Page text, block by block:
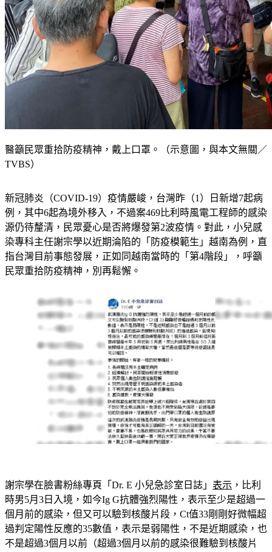
醫籲民眾重拾防疫精神，戴上口罩。（示意圖，與本文無關／
TVBS）
新冠肺炎（COVID-19）疫情嚴峻，台灣昨（1）日新增7起病
例，其中6起為境外移入，不過案469比利時風電工程師的感染
源仍待釐清，民眾憂心是否將爆發第2波疫情。對此，小兒感
染專科主任謝宗學以近期淪陷的「防疫模範生」越南為例，直
指台灣目前事態發展，正如同越南當時的「第4階段」，呼籲
民眾重拾防疫精神，別再鬆懈。
謝宗學在臉書粉絲專頁「Dr. E 小兒急診室日誌」 表示 ，比利
時男5月3日入境，如今Ig G抗體強烈陽性，表示至少是超過一
個月前的感染，但又可以驗到核酸片段，Ct值33剛剛好微幅超
過判定陽性反應的35數值，表示是弱陽性，不是近期感染，也
不是超過3個月以前（超過3個月以前的感染很難驗到核酸片